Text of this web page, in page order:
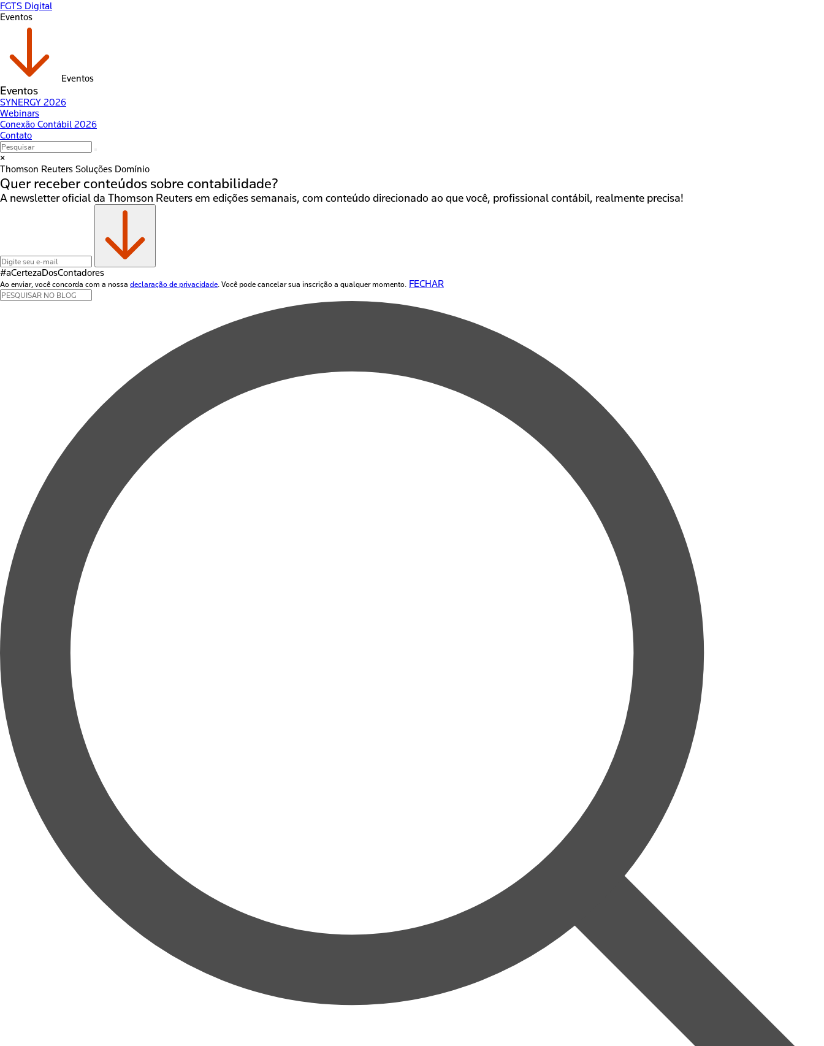
FGTS Digital
Eventos
Eventos
Eventos
SYNERGY 2026
Webinars
Conexão Contábil 2026
Contato
×
Thomson Reuters Soluções Domínio
Quer receber conteúdos sobre contabilidade?
A newsletter oficial da Thomson Reuters em edições semanais, com conteúdo direcionado ao que você, profissional contábil, realmente precisa!
#aCertezaDosContadores
Ao enviar, você concorda com a nossa declaração de privacidade. Você pode cancelar sua inscrição a qualquer momento. FECHAR